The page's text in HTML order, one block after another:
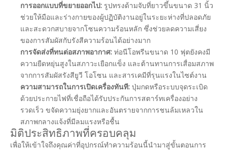
การออกแบบที่ขยายออกไป: รูปทรงด้ามจับที่ยาวขึ้นขนาด 31 นิ้ว
ช่วยให้มือและร่างกายของผู้ปฏิบัติงานอยู่ในระยะห่างที่ปลอดภัย
และสะดวกสบายจากโซนความร้อนหลัก ซึ่งช่วยลดความเสี่ยง
ของการสัมผัสกับรังสีความร้อนได้อย่างมาก
การจัดส่งที่ทนต่อสภาพอากาศ: ท่อนีโอพรีนขนาด 10 ฟุตยังคงมี
ความยืดหยุ่นสูงในสภาวะเยือกแข็ง และต้านทานการเสื่อมสภาพ
จากการสัมผัสรังสียูวี โอโซน และสารเคมีที่รุนแรงในไซต์งาน
ความสามารถในการเปิดเครื่องทันที: ปุ่มกดหรือระบบจุดระเบิด
ด้วยประกายไฟที่เชื่อถือได้รับประกันการสตาร์ทเครื่องอย่าง
รวดเร็ว ขจัดความยุ่งยากและอันตรายจากการชนล้มเหลวใน
สภาพกลางแจ้งที่มีลมแรงหรือชื้น
มิติประสิทธิภาพที่ครอบคลุม
เพื่อให้เข้าใจถึงคุณค่าที่อุปกรณ์ทำความร้อนนี้นำมาสู่ขั้นตอนการ